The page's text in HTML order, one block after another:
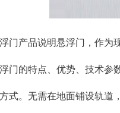
门产品说明​悬浮门，作为
门的特点、优势、技术参
式。无需在地面铺设轨道